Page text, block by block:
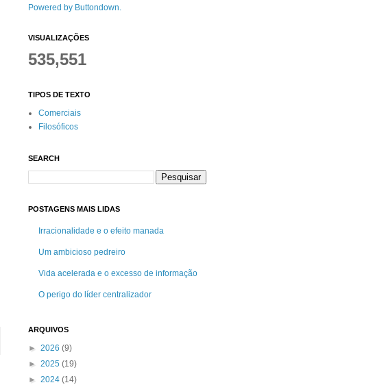
Powered by Buttondown.
VISUALIZAÇÕES
535,551
TIPOS DE TEXTO
Comerciais
Filosóficos
SEARCH
POSTAGENS MAIS LIDAS
Irracionalidade e o efeito manada
Um ambicioso pedreiro
Vida acelerada e o excesso de informação
O perigo do líder centralizador
ARQUIVOS
► 2026 (9)
► 2025 (19)
► 2024 (14)